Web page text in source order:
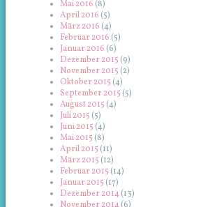
Mai 2016 (8)
April 2016 (5)
März 2016 (4)
Februar 2016 (5)
Januar 2016 (6)
Dezember 2015 (9)
November 2015 (2)
Oktober 2015 (4)
September 2015 (5)
August 2015 (4)
Juli 2015 (5)
Juni 2015 (4)
Mai 2015 (8)
April 2015 (11)
März 2015 (12)
Februar 2015 (14)
Januar 2015 (17)
Dezember 2014(13)
November 2014(6)